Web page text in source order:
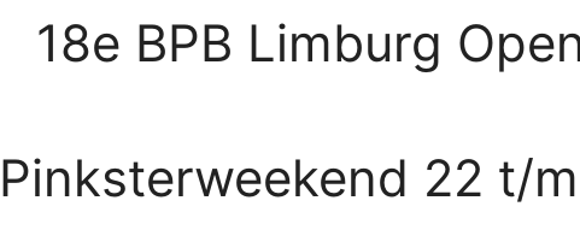
18e BPB Limburg
Pinksterweekend 22 t/